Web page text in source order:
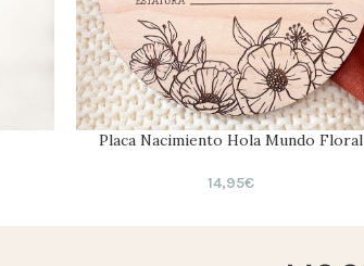
Placa Nacimiento Hola Mundo Floral
14,95€